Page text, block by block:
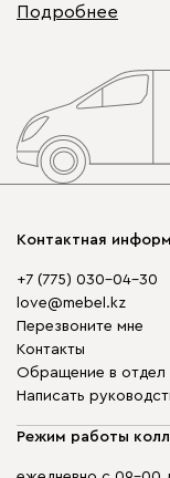
Подробнее
Контактная
+7 (775) 030-04-30
love@mebel.kz
Перезвоните мне
Контакты
Обращение в отдел
Написать
Режим работы